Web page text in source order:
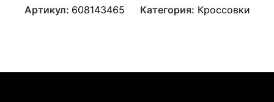
Артикул: 608143465 Категория: Кроссовки